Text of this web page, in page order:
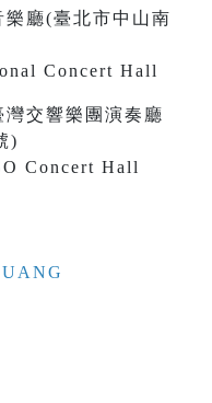
廳(臺北市中山南
Concert Hall
交響樂團演奏廳
)
Concert Hall